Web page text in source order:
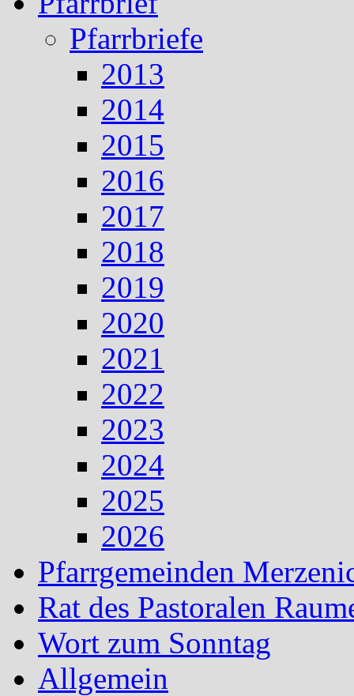
Pfarrbriefe
2013
2014
2015
2016
2017
2018
2019
2020
2021
2022
2023
2024
2025
2026
Pfarrgemeinden
Rat des Pastoralen
Wort zum Sonntag
Allgemein